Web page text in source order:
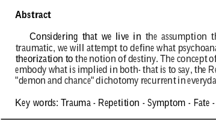
Abstract
Considering that we live in
theorization to
Key words: Trauma - Repetition - Symptom - Fate -
the assumption
traumatic, we will attempt to define what
the notion of destiny. The concept
embody what is implied in both- that is to say, the
"demon and chance" dichotomy recurrent in